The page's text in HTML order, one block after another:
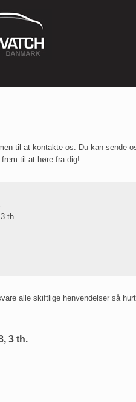
til at kontakte os. Du kan sende
til at høre fra dig!
th.
alle skiftlige henvendelser så
3 th.